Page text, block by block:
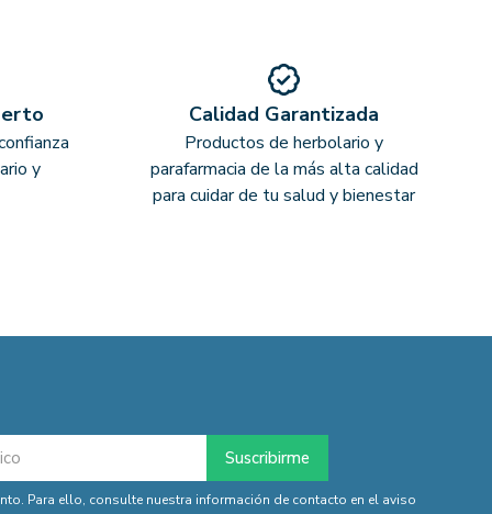
y
Calidad Garantizada
Productos de herbolario y
parafarmacia de la más alta calidad
para cuidar de tu salud y bienestar
Para ello, consulte nuestra información de contacto en el aviso